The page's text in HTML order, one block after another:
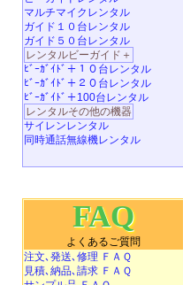
マルチマイクレンタル
ガイド１０台レンタル
ガイド５０台レンタル
レンタルビーガイド＋
ﾋﾞｰｶﾞｲﾄﾞ＋１０台レンタル
ﾋﾞｰｶﾞｲﾄﾞ＋２０台レンタル
ﾋﾞｰｶﾞｲﾄﾞ＋100台レンタル
レンタルその他の機器
サイレンレンタル
同時通話無線機レンタル
FAQ
よくあるご質問
注文､発送､修理 ＦＡＱ
見積､納品､請求 ＦＡＱ